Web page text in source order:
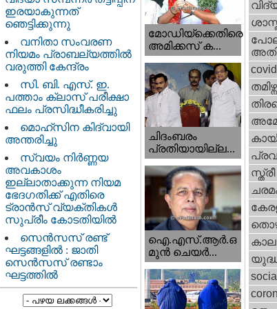
ഇരയാകുന്നത്‌
ഞെട്ടിക്കുന്നു
വനിതാ സംവരണ
നിയമം പ്രാബല്യത്തിൽ
വരുത്തി കേന്ദ്രം
സി. ബി. എസ്. ഇ.
പത്താം ക്ലാസ് പരീക്ഷാ
ഫലം പ്രസിദ്ധീകരിച്ചു
മൊഹ്‌സിന കിദ്വായി
അന്തരിച്ചു
സ്വയം നിർണ്ണയ
അവകാശം
ഇല്ലാതാക്കുന്ന നിയമ
ഭേദഗതിക്ക് എതിരെ
ട്രാൻസ് വ്യക്തികൾ
സുപ്രീം കോടതിയിൽ
സെന്‍സസ് രണ്ട്
ഘട്ടങ്ങളിൽ : ജാതി
സെന്‍സസ് രണ്ടാം
ഘട്ടത്തിൽ
മോഡിയ്ക്കെതിരെ
അമിക്കസ് ക...
ചിദംബരം
പ്രതിയായില്ല...
ഐ.എസ്.ആര്‍.ഒ
മുന്‍ ചെയര്‍...